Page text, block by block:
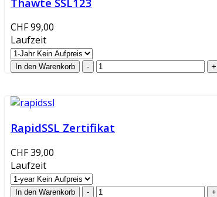
CHF 99,00
Laufzeit
RapidSSL Zertifikat
CHF 39,00
Laufzeit